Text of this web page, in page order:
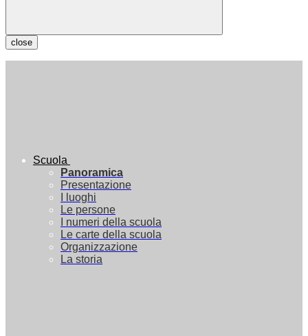
close
Scuola
Panoramica
Presentazione
I luoghi
Le persone
I numeri della scuola
Le carte della scuola
Organizzazione
La storia